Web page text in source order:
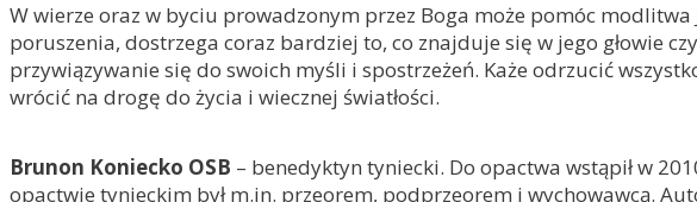
W wierze oraz w byciu prowadzonym przez Boga może pomóc
poruszenia, dostrzega coraz bardziej to, co znajduje się w jego głowie
przywiązywanie się do swoich myśli i spostrzeżeń. Każe odrzucić
wrócić na drogę do życia i wiecznej światłości.
Brunon Koniecko OSB – benedyktyn tyniecki. Do opactwa wstąpił w
opactwie tynieckim był m.in. przeorem, podprzeorem i wychowawcą.